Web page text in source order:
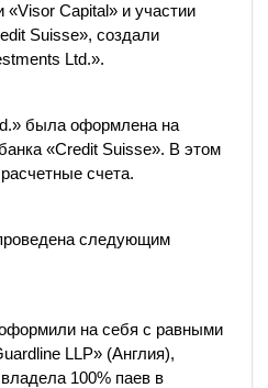
«Visor Capital» и участии
Suisse», создали
Ltd.».
была оформлена на
«Credit Suisse». В этом
счета.
следующим
на себя с равными
LLP» (Англия),
100% паев в